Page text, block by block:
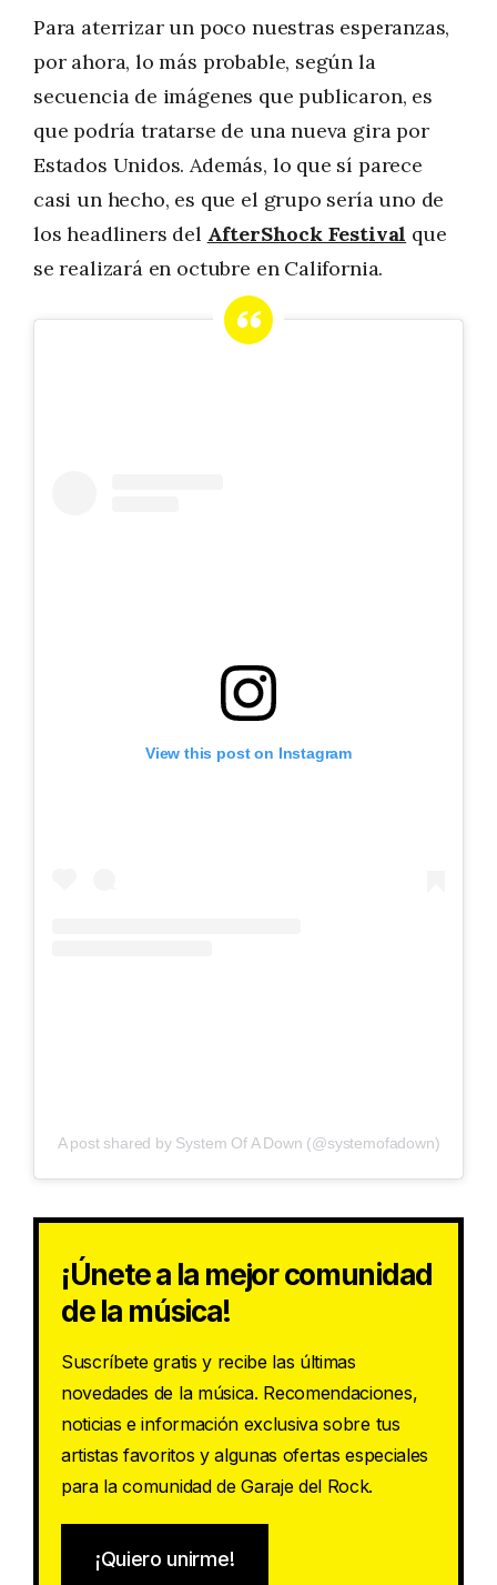
Para aterrizar un poco nuestras esperanzas,
por ahora, lo más probable, según la
secuencia de imágenes que publicaron, es
que podría tratarse de una nueva gira por
Estados Unidos. Además, lo que sí parece
casi un hecho, es que el grupo sería uno de
los headliners del AfterShock Festival que
se realizará en octubre en California.
View this post on Instagram
A post shared by System Of A Down (@systemofadown)
¡Únete a la mejor comunidad
de la música!
Suscríbete gratis y recibe las últimas
novedades de la música. Recomendaciones,
noticias e información exclusiva sobre tus
artistas favoritos y algunas ofertas especiales
para la comunidad de Garaje del Rock.
¡Quiero unirme!